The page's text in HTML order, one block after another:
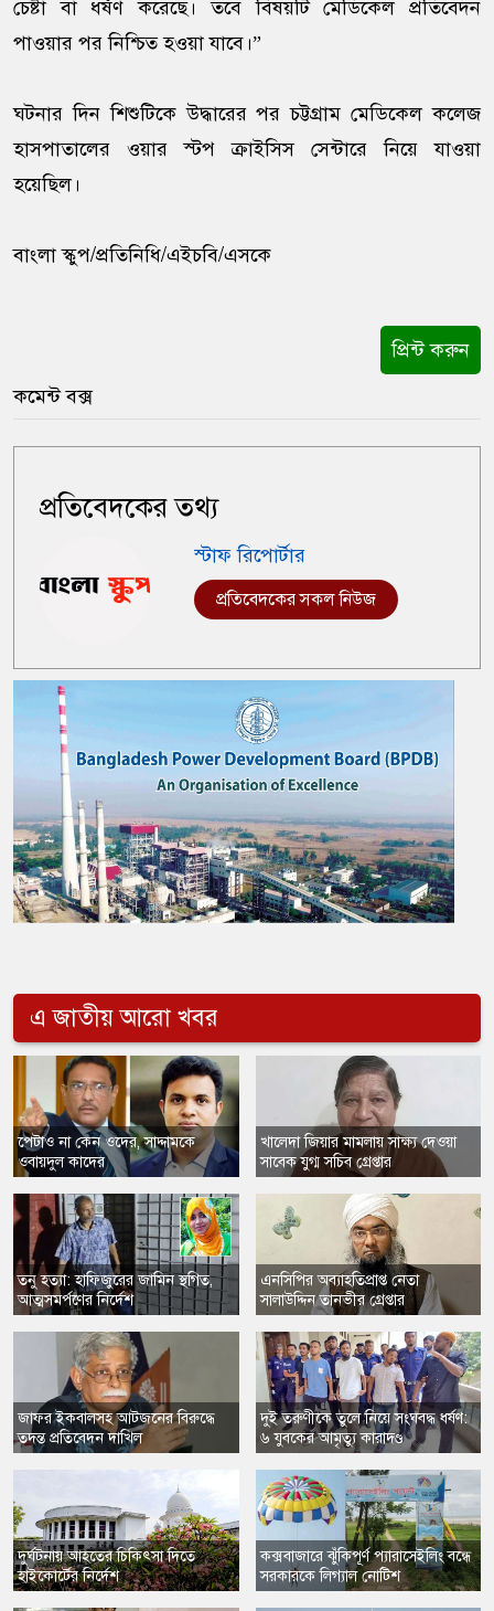
চেষ্টা বা ধর্ষণ করেছে। তবে বিষয়টি মেডিকেল প্রতিবেদন
পাওয়ার পর নিশ্চিত হওয়া যাবে।”
ঘটনার দিন শিশুটিকে উদ্ধারের পর চট্টগ্রাম মেডিকেল কলেজ
হাসপাতালের ওয়ার স্টপ ক্রাইসিস সেন্টারে নিয়ে যাওয়া
হয়েছিল।
বাংলা স্কুপ/প্রতিনিধি/এইচবি/এসকে
প্রিন্ট করুন
কমেন্ট বক্স
প্রতিবেদকের তথ্য
স্টাফ রিপোর্টার
প্রতিবেদকের সকল নিউজ
এ জাতীয় আরো খবর
​পেটাও না কেন ওদের, সাদ্দামকে
ওবায়দুল কাদের
তনু হত্যা: হাফিজুরের জামিন স্থগিত,
আত্মসমর্পণের নির্দেশ
​জাফর ইকবালসহ আটজনের বিরুদ্ধে
তদন্ত প্রতিবেদন দাখিল
​দুর্ঘটনায় আহতের চিকিৎসা দিতে
হাইকোর্টের নির্দেশ
​খালেদা জিয়ার মামলায় সাক্ষ্য দেওয়া
সাবেক যুগ্ম সচিব গ্রেপ্তার
এনসিপির অব্যাহতিপ্রাপ্ত নেতা
সালাউদ্দিন তানভীর গ্রেপ্তার
দুই তরুণীকে তুলে নিয়ে সংঘবদ্ধ ধর্ষণ:
৬ যুবকের আমৃত্যু কারাদণ্ড
কক্সবাজারে ঝুঁকিপূর্ণ প্যারাসেইলিং বন্ধে
সরকারকে লিগ্যাল নোটিশ